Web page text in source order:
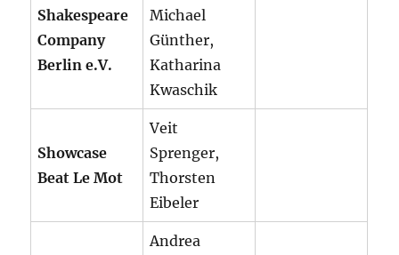
Shakespeare
Company
Berlin e.V.
Michael
Günther,
Katharina
Kwaschik
Showcase
Beat Le Mot
Veit
Sprenger,
Thorsten
Eibeler
Andrea